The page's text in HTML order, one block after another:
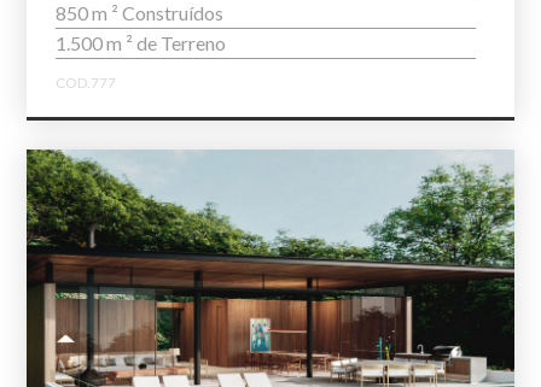
850 m ² Construídos
1.500 m ² de Terreno
COD.777